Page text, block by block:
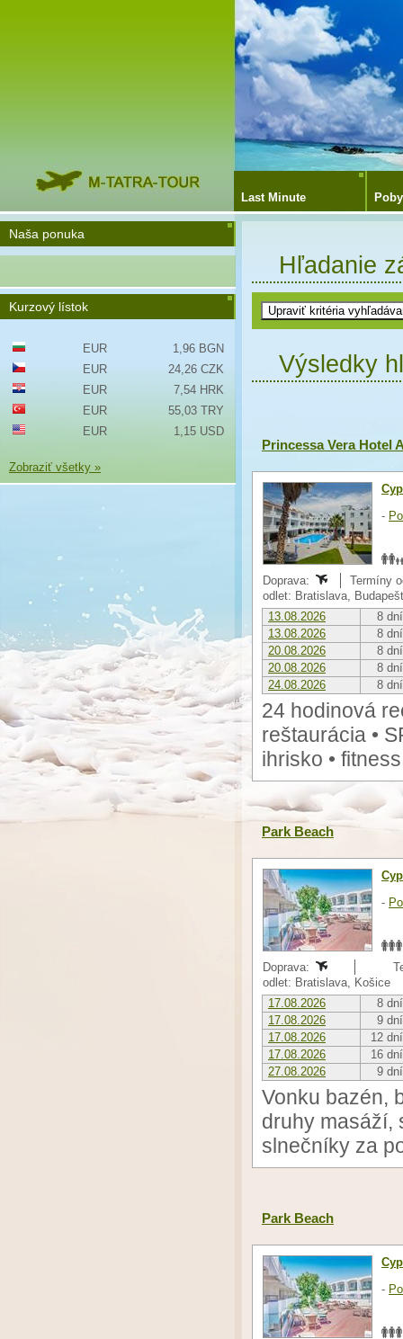
Last Minute
Hľadanie
Výsledky
Princessa Vera Hotel
-
Doprava:
Termíny
odlet: Bratislava,
13.08.2026
8 dní
13.08.2026
8 dní
20.08.2026
8 dní
20.08.2026
8 dní
24.08.2026
8 dní
24 hodinová
reštaurácia •
ihrisko •
Park Beach
-
Doprava:
odlet: Bratislava, Košice
17.08.2026
8 dní
17.08.2026
9 dní
17.08.2026
12 dní
17.08.2026
16 dní
27.08.2026
9 dní
Vonku bazén,
druhy masáží,
slnečníky za
Park Beach
-
Naša ponuka
Kurzový lístok
EUR
1,96 BGN
EUR
24,26 CZK
EUR
7,54 HRK
EUR
55,03 TRY
EUR
1,15 USD
Zobraziť všetky »